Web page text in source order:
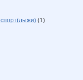
спорт(лыжи) (1)